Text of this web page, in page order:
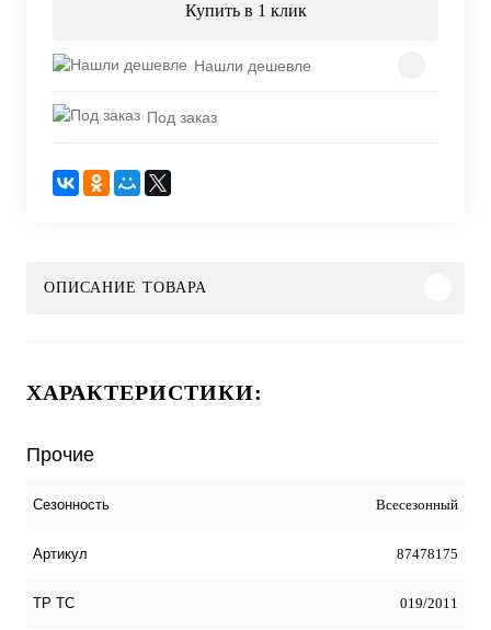
Купить в 1 клик
Нашли дешевле
Под заказ
ОПИСАНИЕ ТОВАРА
ХАРАКТЕРИСТИКИ:
Прочие
Сезонность Всесезонный
Артикул 87478175
ТР ТС 019/2011